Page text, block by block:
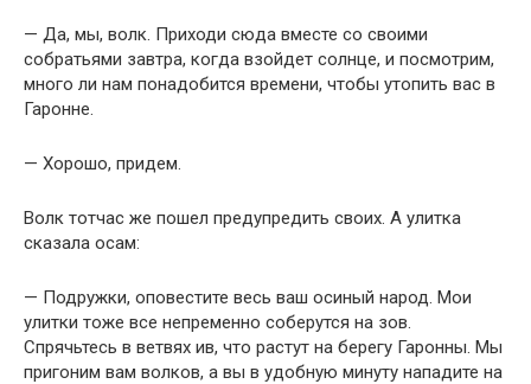
— Да, мы, волк. Приходи сюда вместе со своими
собратьями завтра, когда взойдет солнце, и посмотрим,
много ли нам понадобится времени, чтобы утопить вас в
Гаронне.
— Хорошо, придем.
Волк тотчас же пошел предупредить своих. А улитка
сказала осам:
— Подружки, оповестите весь ваш осиный народ. Мои
улитки тоже все непременно соберутся на зов.
Спрячьтесь в ветвях ив, что растут на берегу Гаронны. Мы
пригоним вам волков, а вы в удобную минуту нападите на